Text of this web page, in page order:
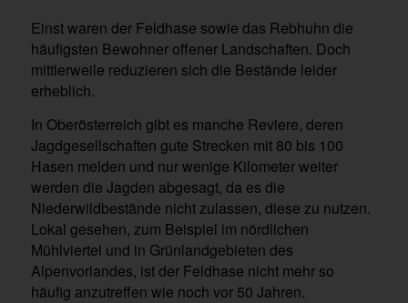
Einst waren der Feldhase sowie das Rebhuhn die
häufigsten Bewohner offener Landschaften. Doch
mittlerweile reduzieren sich die Bestände leider
erheblich.
In Oberösterreich gibt es manche Reviere, deren
Jagdgesellschaften gute Strecken mit 80 bis 100
Hasen melden und nur wenige Kilometer weiter
werden die Jagden abgesagt, da es die
Niederwildbestände nicht zulassen, diese zu nutzen.
Lokal gesehen, zum Beispiel im nördlichen
Mühlviertel und in Grünlandgebieten des
Alpenvorlandes, ist der Feldhase nicht mehr so
häufig anzutreffen wie noch vor 50 Jahren.